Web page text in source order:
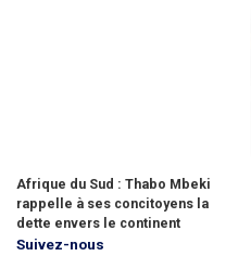
Afrique du Sud : Thabo Mbeki
rappelle à ses concitoyens la
dette envers le continent
Suivez-nous